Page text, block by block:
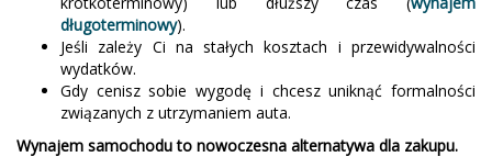
długoterminowy).
Jeśli zależy Ci na stałych kosztach i przewidywalności
wydatków.
Gdy cenisz sobie wygodę i chcesz uniknąć formalności
związanych z utrzymaniem auta.
Wynajem samochodu to nowoczesna alternatywa dla zakupu.